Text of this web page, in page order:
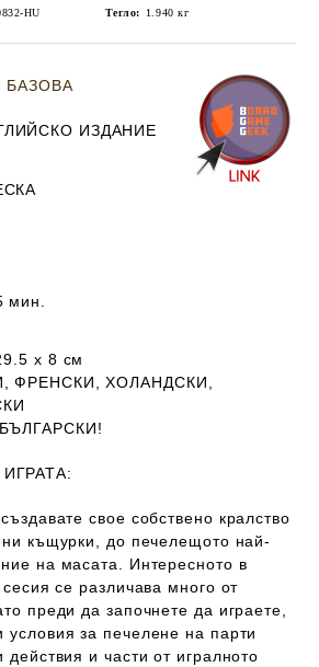
HU Тегло: 1.940 кг
БАЗОВА
ИЗДАНИЕ
мин.
х 8 см
ФРЕНСКИ, ХОЛАНДСКИ,
свое собствено кралство
къщурки, до печелещото най-
на масата. Интересното в
се различава много от
преди да започнете да играете,
условия за печелене на парти
действия и части от игралното